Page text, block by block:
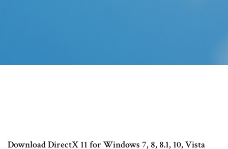
Download DirectX 11 for Windows 7, 8, 8.1, 10, Vista